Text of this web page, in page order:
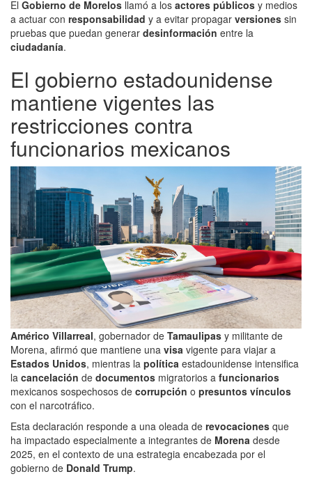
El Gobierno de Morelos llamó a los actores públicos y medios
a actuar con responsabilidad y a evitar propagar versiones sin
pruebas que puedan generar desinformación entre la
ciudadanía.
El gobierno estadounidense
mantiene vigentes las
restricciones contra
funcionarios mexicanos
Américo Villarreal, gobernador de Tamaulipas y militante de
Morena, afirmó que mantiene una visa vigente para viajar a
Estados Unidos, mientras la política estadounidense intensifica
la cancelación de documentos migratorios a funcionarios
mexicanos sospechosos de corrupción o presuntos vínculos
con el narcotráfico.
Esta declaración responde a una oleada de revocaciones que
ha impactado especialmente a integrantes de Morena desde
2025, en el contexto de una estrategia encabezada por el
gobierno de Donald Trump.